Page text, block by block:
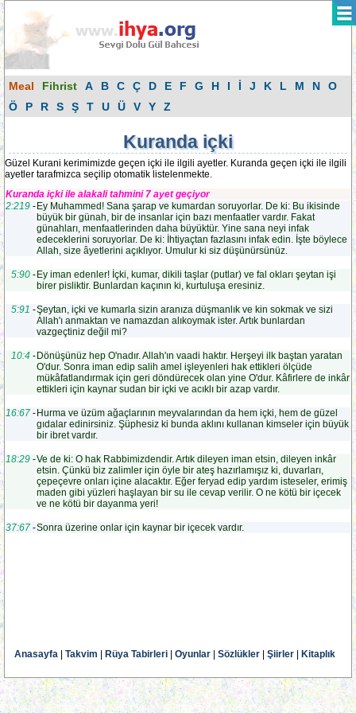
Meal Fihrist A B C Ç D E F G H I İ J K L M N
O
Ö
P R S Ş T U Ü V Y Z
Kuranda içki
Güzel Kurani kerimimizde geçen içki ile ilgili ayetler. Kuranda geçen içki ile ilgili
ayetler tarafmizca seçilip otomatik listelenmekte.
Kuranda içki ile alakali tahmini 7 ayet geçiyor
2:219 - Ey Muhammed! Sana şarap ve kumardan soruyorlar. De ki: Bu ikisinde
büyük bir günah, bir de insanlar için bazı menfaatler vardır. Fakat
günahları, menfaatlerinden daha büyüktür. Yine sana neyi infak
edeceklerini soruyorlar. De ki: İhtiyaçtan fazlasını infak edin. İşte böylece
Allah, size âyetlerini açıklıyor. Umulur ki siz düşünürsünüz.
5:90 - Ey iman edenler! İçki, kumar, dikili taşlar (putlar) ve fal okları şeytan işi
birer pisliktir. Bunlardan kaçının ki, kurtuluşa eresiniz.
5:91 -Şeytan, içki ve kumarla sizin aranıza düşmanlık ve kin sokmak ve sizi
Allah'ı anmaktan ve namazdan alıkoymak ister. Artık bunlardan
vazgeçtiniz değil mi?
10:4 - Dönüşünüz hep O'nadır. Allah'ın vaadi haktır. Herşeyi ilk baştan yaratan
O'dur. Sonra iman edip salih amel işleyenleri hak ettikleri ölçüde
mükâfatlandırmak için geri döndürecek olan yine O'dur. Kâfirlere de inkâr
ettikleri için kaynar sudan bir içki ve acıklı bir azap vardır.
16:67 - Hurma ve üzüm ağaçlarının meyvalarından da hem içki, hem de güzel
gıdalar edinirsiniz. Şüphesiz ki bunda aklını kullanan kimseler için büyük
bir ibret vardır.
18:29 -Ve de ki: O hak Rabbimizdendir. Artık dileyen iman etsin, dileyen inkâr
etsin. Çünkü biz zalimler için öyle bir ateş hazırlamışız ki, duvarları,
çepeçevre onları içine alacaktır. Eğer feryad edip yardım isteseler, erimiş
maden gibi yüzleri haşlayan bir su ile cevap verilir. O ne kötü bir içecek
ve ne kötü bir dayanma yeri!
37:67 -Sonra üzerine onlar için kaynar bir içecek vardır.
Anasayfa Takvim Rüya Tabirleri Oyunlar Sözlükler Şiirler Kitaplık